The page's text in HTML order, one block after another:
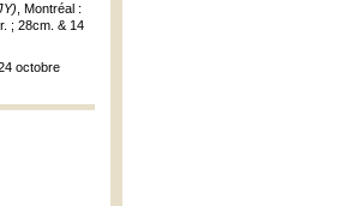
, Montréal :
; 28cm. & 14
octobre